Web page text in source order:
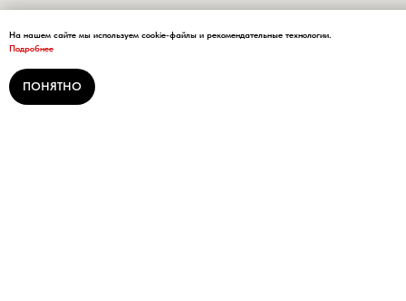
На нашем сайте мы используем cookie-файлы и рекомендательные технологии.
Подробнее
ПОНЯТНО